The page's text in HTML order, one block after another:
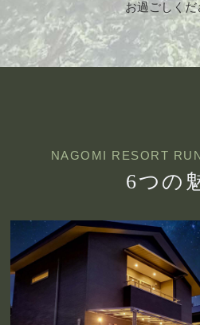
お過ごしくだ
NAGOMI RESORT
6つの